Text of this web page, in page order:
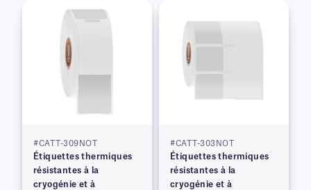
#CATT-309NOT
Étiquettes thermiques
résistantes à la
cryogénie et à
#CATT-303NOT
Étiquettes thermiques
résistantes à la
cryogénie et à